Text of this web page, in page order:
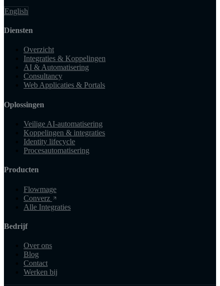
English
Diensten
Overzicht
Integraties & Koppelingen
AI & Automatisering
Consultancy
Web Applicaties & Portals
Oplossingen
Veilige AI-automatisering
Koppelingen & integraties
Identity lifecycle
Procesautomatisering
Producten
Flowmage
Converz
Alle Integraties
Bedrijf
Over ons
Blog
Contact
Werken bij